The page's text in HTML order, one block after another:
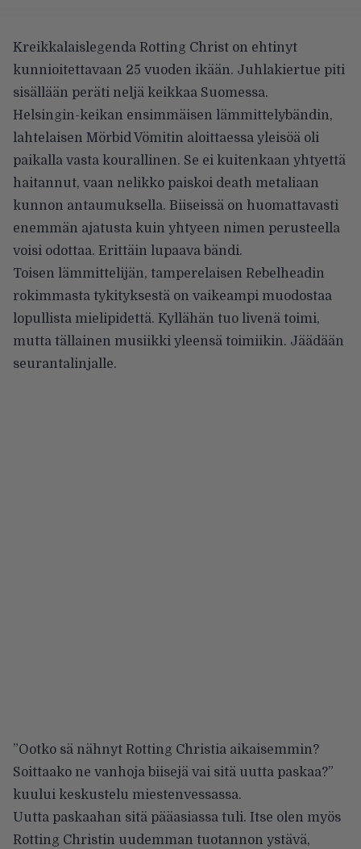
Kreikkalaislegenda Rotting Christ on ehtinyt
kunnioitettavaan 25 vuoden ikään. Juhlakiertue piti
sisällään peräti neljä keikkaa Suomessa.
Helsingin-keikan ensimmäisen lämmittelybändin,
lahtelaisen Mörbid Vömitin aloittaessa yleisöä oli
paikalla vasta kourallinen. Se ei kuitenkaan yhtyettä
haitannut, vaan nelikko paiskoi death metaliaan
kunnon antaumuksella. Biiseissä on huomattavasti
enemmän ajatusta kuin yhtyeen nimen perusteella
voisi odottaa. Erittäin lupaava bändi.
Toisen lämmittelijän, tamperelaisen Rebelheadin
rokimmasta tykityksestä on vaikeampi muodostaa
lopullista mielipidettä. Kyllähän tuo livenä toimi,
mutta tällainen musiikki yleensä toimiikin. Jäädään
seurantalinjalle.
”Ootko sä nähnyt Rotting Christia aikaisemmin?
Soittaako ne vanhoja biisejä vai sitä uutta paskaa?”
kuului keskustelu miestenvessassa.
Uutta paskaahan sitä pääasiassa tuli. Itse olen myös
Rotting Christin uudemman tuotannon ystävä,